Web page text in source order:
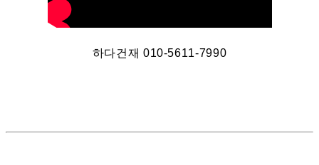
하다건재 010-5611-7990